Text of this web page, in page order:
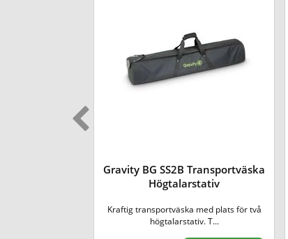
Gravity BG SS2B Transportväska
Högtalarstativ
Kraftig transportväska med plats för två
högtalarstativ. T...